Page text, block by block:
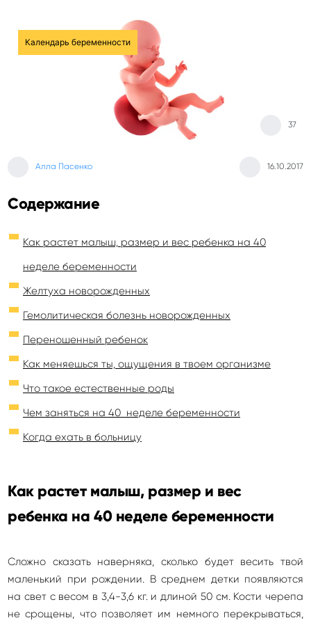
Календарь беременности
Алла Пасенко 16.10.2017
37
Содержание
Как растет малыш, размер и вес ребенка на 40
неделе беременности
Желтуха новорожденных
Гемолитическая болезнь новорожденных
Переношенный ребенок
Как меняешься ты, ощущения в твоем организме
Что такое естественные роды
Чем заняться на 40 неделе беременности
Когда ехать в больницу
Как растет малыш, размер и вес
ребенка на 40 неделе беременности
Сложно сказать наверняка, сколько будет весить твой
маленький при рождении. В среднем детки появляются
на свет с весом в 3,4-3,6 кг. и длиной 50 см. Кости черепа
не срощены, что позволяет им немного перекрываться,